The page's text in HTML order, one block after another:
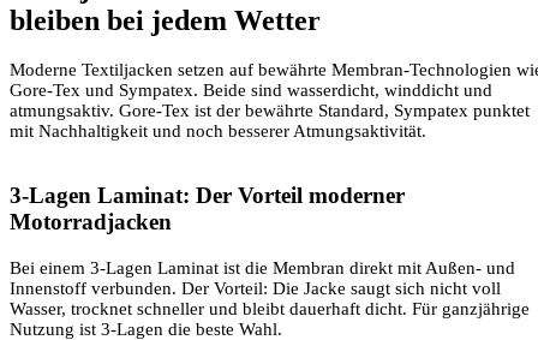
bleiben bei jedem Wetter
Moderne Textiljacken setzen auf bewährte Membran-Technologien
Gore-Tex und Sympatex. Beide sind wasserdicht, winddicht und
atmungsaktiv. Gore-Tex ist der bewährte Standard, Sympatex punktet
mit Nachhaltigkeit und noch besserer Atmungsaktivität.
3-Lagen Laminat: Der Vorteil moderner
Motorradjacken
Bei einem 3-Lagen Laminat ist die Membran direkt mit Außen- und
Innenstoff verbunden. Der Vorteil: Die Jacke saugt sich nicht voll
Wasser, trocknet schneller und bleibt dauerhaft dicht. Für ganzjährige
Nutzung ist 3-Lagen die beste Wahl.